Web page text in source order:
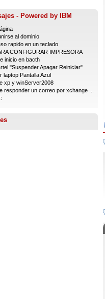
- Powered by IBM
al dominio
rapido en un teclado
CONFIGURAR IMPRESORA
inicio en bacth
"Suspender Apagar Reiniciar"
laptop Pantalla Azul
xp y winServer2008
responder un correo por xchange ...